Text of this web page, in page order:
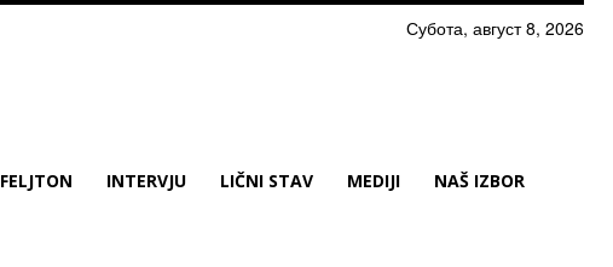
Субота, август 8, 2026
FELJTON INTERVJU LIČNI STAV MEDIJI NAŠ IZBOR